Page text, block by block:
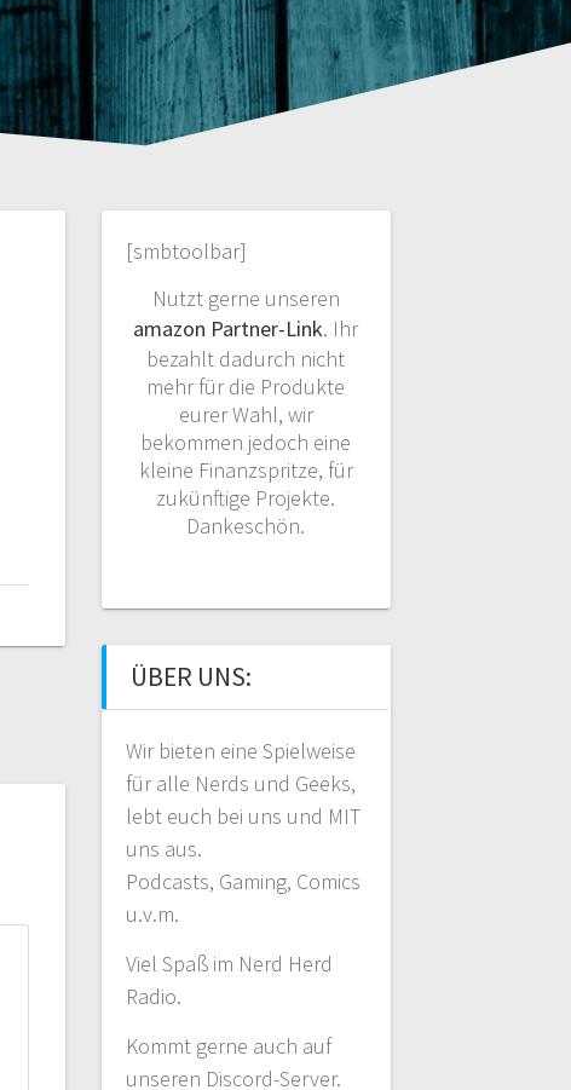
[smbtoolbar]
Nutzt gerne unseren
amazon Partner-Link. Ihr
bezahlt dadurch nicht
mehr für die Produkte
eurer Wahl, wir
bekommen jedoch eine
kleine Finanzspritze, für
zukünftige Projekte.
Dankeschön.
ÜBER UNS:
Wir bieten eine Spielweise
für alle Nerds und Geeks,
lebt euch bei uns und MIT
uns aus.
Podcasts, Gaming, Comics
u.v.m.
Viel Spaß im Nerd Herd
Radio.
Kommt gerne auch auf
unseren Discord-Server.